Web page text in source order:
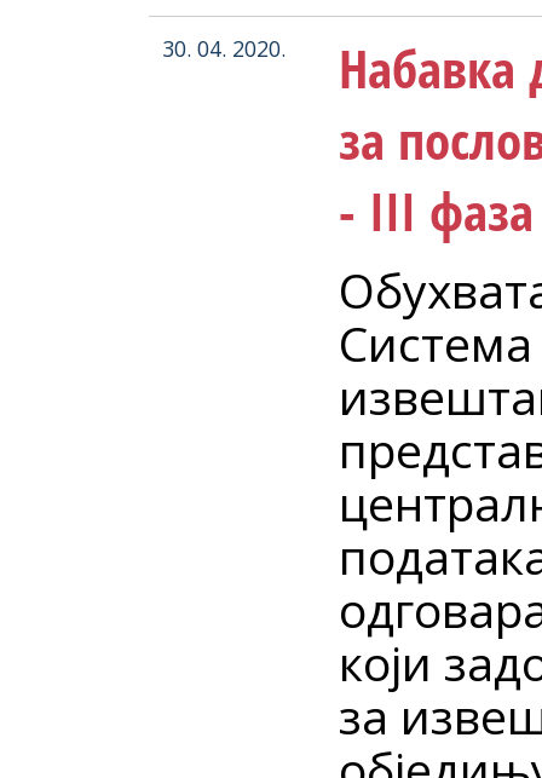
30. 04. 2020.
Набавка
за
- III фаза
који
за